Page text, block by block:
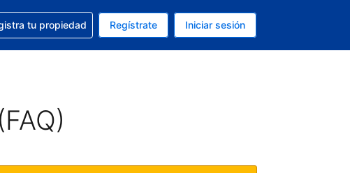
actual es Peso mexicano
prefieres. Tu idioma actual es Español (México)
ayuda con la reservación
tu propiedad Regístrate Iniciar sesión